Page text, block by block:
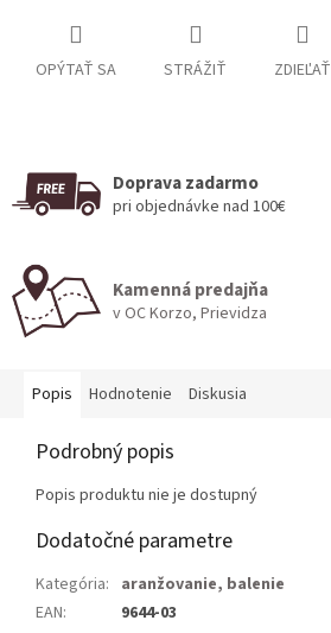
OPÝTAŤ SA STRÁŽIŤ ZDIEĽAŤ
Doprava zadarmo
pri objednávke nad 100€
Kamenná predajňa
v OC Korzo, Prievidza
Popis Hodnotenie Diskusia
Podrobný popis
Popis produktu nie je dostupný
Dodatočné parametre
Kategória: aranžovanie, balenie
EAN: 9644-03